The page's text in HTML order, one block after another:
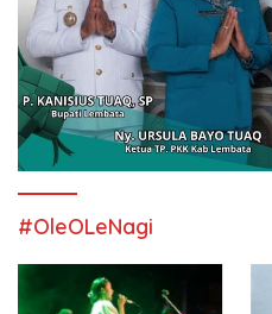
#OleOLeNagi